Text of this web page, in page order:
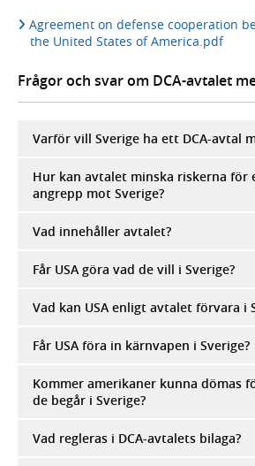
Agreement on defense cooperation
the United States of America.pdf
Frågor och svar om DCA-avtalet
Varför vill Sverige ha ett DCA-avtal
Hur kan avtalet minska riskerna för
angrepp mot Sverige?
Vad innehåller avtalet?
Får USA göra vad de vill i Sverige?
Vad kan USA enligt avtalet förvara i
Får USA föra in kärnvapen i Sverige?
Kommer amerikaner kunna dömas
de begår i Sverige?
Vad regleras i DCA-avtalets bilaga?